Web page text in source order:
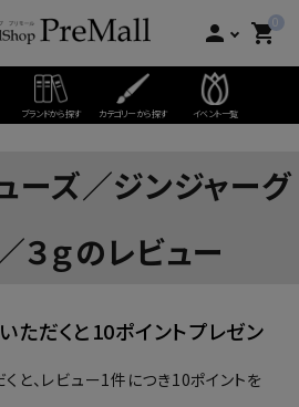
person 0
shopping_cart
ブランドから探す カテゴリーから探す イベント一覧
ーズ／ジンジャーグ
３ｇのレビュー
ただくと10ポイントプレゼン
と、レビュー1件につき10ポイントを